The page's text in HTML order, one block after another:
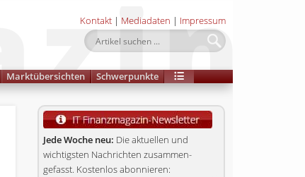
Kontakt | Mediadaten | Impressum
Marktübersichten Schwerpunkte
Jede Woche neu: Die aktuellen und
wichtigsten Nachrichten zusammen­
gefasst. Kostenlos abonnieren: